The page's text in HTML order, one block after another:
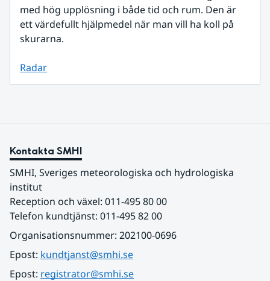
med hög upplösning i både tid och rum. Den är
ett värdefullt hjälpmedel när man vill ha koll på
skurarna.
Radar
Kontakta SMHI
SMHI, Sveriges meteorologiska och hydrologiska
institut
Reception och växel: 011-495 80 00
Telefon kundtjänst: 011-495 82 00
Organisationsnummer: 202100-0696
Epost: kundtjanst@smhi.se
Epost: registrator@smhi.se